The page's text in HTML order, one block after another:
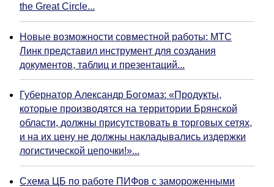
the Great Circle...
Новые возможности совместной работы: МТС
Линк представил инструмент для создания
документов, таблиц и презентаций...
Губернатор Александр Богомаз: «Продукты,
которые производятся на территории Брянской
области, должны присутствовать в торговых сетях,
и на их цену не должны накладывались издержки
логистической цепочки!»...
Схема ЦБ по работе ПИФов с замороженными